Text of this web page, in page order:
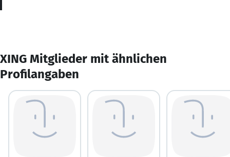
XING Mitglieder mit ähnlichen
Profilangaben